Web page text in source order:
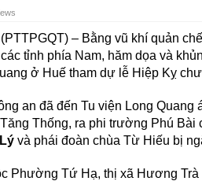
– Bằng vũ khí quản
tỉnh phía Nam, hăm dọa và
ở Huế tham dự lễ Hiệp Kỵ
an đã đến Tu viện Long
Thống, ra phi trường Phú
và phái đoàn chùa Từ Hiếu bị
Phường Tứ Hạ, thị xã Hương